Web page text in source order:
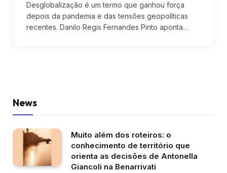
Desglobalização é um termo que ganhou força
depois da pandemia e das tensões geopolíticas
recentes. Danilo Regis Fernandes Pinto aponta…
News
Muito além dos roteiros: o
conhecimento de território que
orienta as decisões de Antonella
Giancoli na Benarrivati